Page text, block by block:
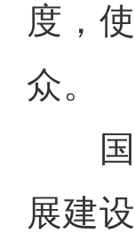
度，
众。
国
展建